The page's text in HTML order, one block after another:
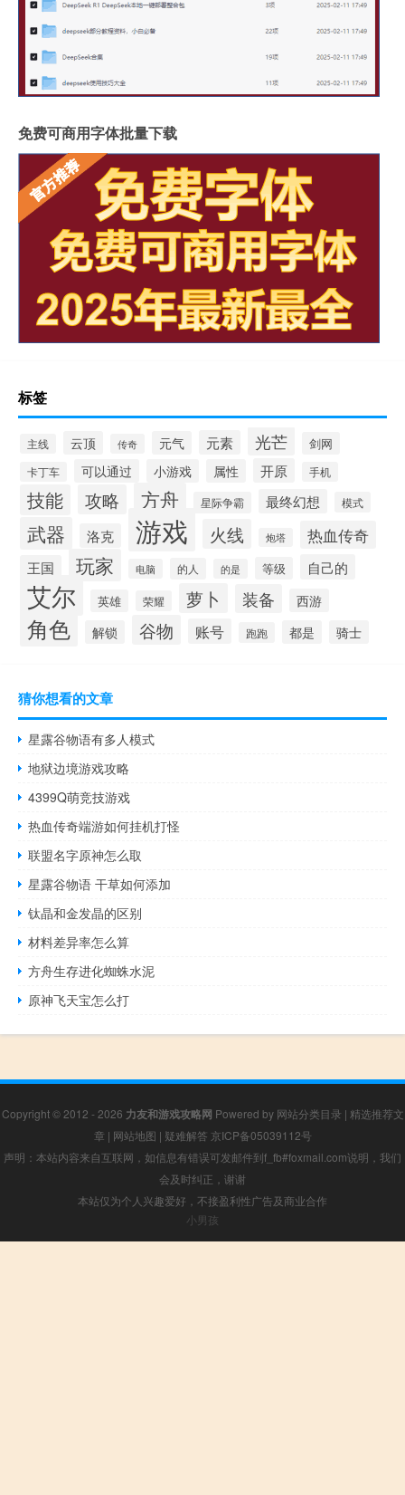
免费可商用字体批量下载
标签
主线 云顶 传奇 元气 元素 光芒 剑网
卡丁车 可以通过 小游戏 属性 开原 手机
技能 攻略 方舟 星际争霸 最终幻想 模式
武器 洛克 游戏 火线 炮塔 热血传奇
王国 玩家 电脑 的人 的是 等级 自己的
艾尔 英雄 荣耀 萝卜 装备 西游
角色 解锁 谷物 账号 跑跑 都是 骑士
猜你想看的文章
星露谷物语有多人模式
地狱边境游戏攻略
4399Q萌竞技游戏
热血传奇端游如何挂机打怪
联盟名字原神怎么取
星露谷物语 干草如何添加
钛晶和金发晶的区别
材料差异率怎么算
方舟生存进化蜘蛛水泥
原神飞天宝怎么打
Copyright © 2012 - 2026 力友和游戏攻略网 Powered by 网站分类目录 | 精选推荐文
章 | 网站地图 | 疑难解答 京ICP备05039112号
声明：本站内容来自互联网，如信息有错误可发邮件到f_fb#foxmail.com说明，我们
会及时纠正，谢谢
本站仅为个人兴趣爱好，不接盈利性广告及商业合作
小男孩